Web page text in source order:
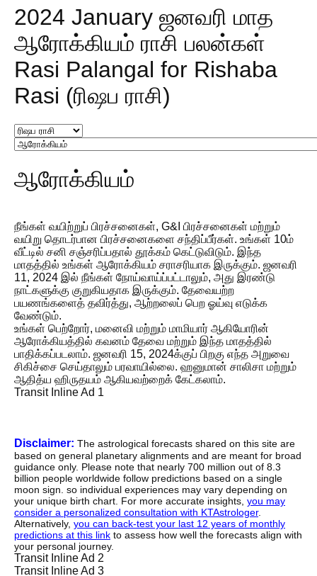
2024 January ஜனவரி மாத
ஆரோக்கியம் ராசி பலன்கள்
Rasi Palangal for Rishaba
Rasi (ரிஷப ராசி)
ஆரோக்கியம்
நீங்கள் வயிற்றுப் பிரச்சனைகள், G&I பிரச்சனைகள் மற்றும்
வயிறு தொடர்பான பிரச்சனைகளை சந்திப்பீர்கள். உங்கள் 10ம்
வீட்டில் சனி சஞ்சரிப்பதால் தூக்கம் கெட்டுவிடும். இந்த
மாதத்தில் உங்கள் ஆரோக்கியம் சராசரியாக இருக்கும். ஜனவரி
11, 2024 இல் நீங்கள் நோய்வாய்ப்பட்டாலும், அது இரண்டு
நாட்களுக்கு குறுகியதாக இருக்கும். தேவையற்ற
பயணங்களைத் தவிர்த்து, ஆற்றலைப் பெற ஓய்வு எடுக்க
வேண்டும்.
உங்கள் பெற்றோர், மனைவி மற்றும் மாமியார் ஆகியோரின்
ஆரோக்கியத்தில் கவனம் தேவை மற்றும் இந்த மாதத்தில்
பாதிக்கப்படலாம். ஜனவரி 15, 2024க்குப் பிறகு எந்த அறுவை
சிகிச்சை செய்தாலும் பரவாயில்லை. ஹனுமான் சாலிசா மற்றும்
ஆதித்ய ஹிருதயம் ஆகியவற்றைக் கேட்கலாம்.
Transit Inline Ad 1
Disclaimer: The astrological forecasts shared on this site are
based on general planetary alignments and are meant for broad
guidance only. Please note that nearly 700 million out of 8.3
billion people worldwide follow predictions based on a single
moon sign. so individual experiences may vary depending on
your unique birth chart. For more accurate insights, you may
consider a personalized consultation with KTAstrologer.
Alternatively, you can back-test your last 12 years of monthly
predictions at this link to assess how well the forecasts align with
your personal journey.
Transit Inline Ad 2
Transit Inline Ad 3